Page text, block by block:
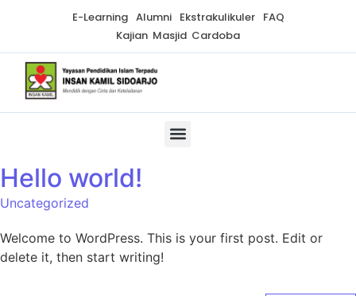
E-Learning Alumni Ekstrakulikuler
FAQ
Kajian Masjid Cardoba
Hello world!
Uncategorized
Welcome to WordPress. This is your first post. Edit or
delete it, then start writing!